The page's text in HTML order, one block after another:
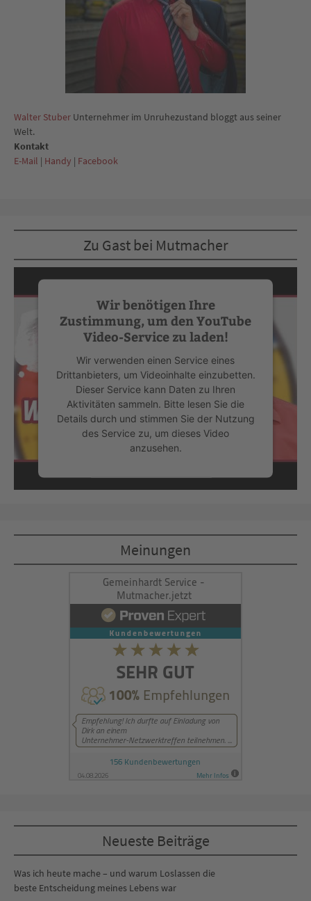
Walter Stuber Unternehmer im Unruhezustand bloggt aus seiner
Welt.
Kontakt
E-Mail | Handy | Facebook
Zu Gast bei Mutmacher
Wir benötigen Ihre
Zustimmung, um den YouTube
Video-Service zu laden!
Wir verwenden einen Service eines
Drittanbieters, um Videoinhalte einzubetten.
Dieser Service kann Daten zu Ihren
Aktivitäten sammeln. Bitte lesen Sie die
Details durch und stimmen Sie der Nutzung
des Service zu, um dieses Video
anzusehen.
Mehr Informationen
powered byUsercentrics Consent
Management Platform&eRecht24
Meinungen
Neueste Beiträge
Was ich heute mache – und warum Loslassen die
beste Entscheidung meines Lebens war